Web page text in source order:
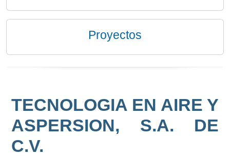
Proyectos
TECNOLOGIA EN AIRE Y
ASPERSION, S.A. DE
C.V.